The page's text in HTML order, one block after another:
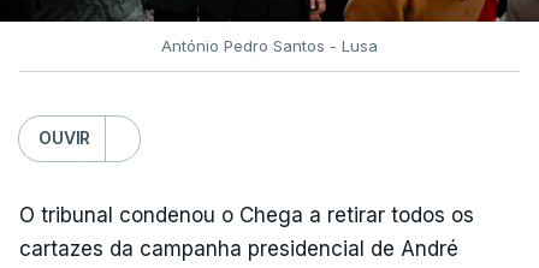
António Pedro Santos - Lusa
OUVIR
O tribunal condenou o Chega a retirar todos os
cartazes da campanha presidencial de André